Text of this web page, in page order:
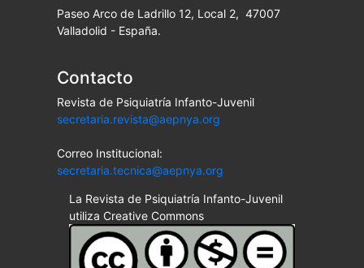
Paseo Arco de Ladrillo 12, Local 2, 47007
Valladolid - España.
Contacto
Revista de Psiquiatría Infanto-Juvenil
secretaria.revista@aepnya.org
Correo Institucional:
secretaria.tecnica@aepnya.org
La Revista de Psiquiatría Infanto-Juvenil
utiliza Creative Commons